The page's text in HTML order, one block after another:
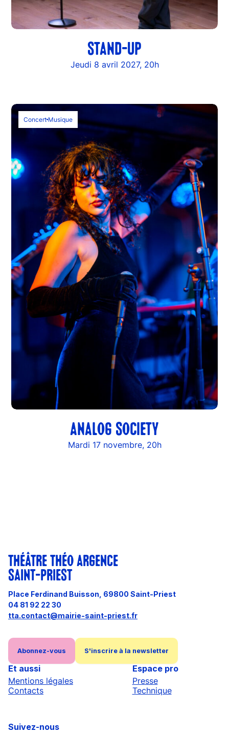
STAND-UP
Jeudi 8 avril 2027, 20h
Concert Musique
ANALOG SOCIETY
Mardi 17 novembre, 20h
THÉÂTRE THÉO ARGENCE
SAINT-PRIEST
Place Ferdinand Buisson, 69800 Saint-Priest
04 81 92 22 30
tta.contact@mairie-saint-priest.fr
Abonnez-vous S'inscrire à la newsletter
Et aussi
Mentions légales
Contacts
Espace pro
Presse
Technique
Suivez-nous